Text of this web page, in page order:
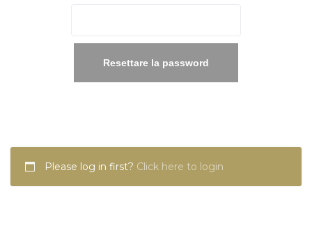
Resettare la password
Please log in first? Click here to login